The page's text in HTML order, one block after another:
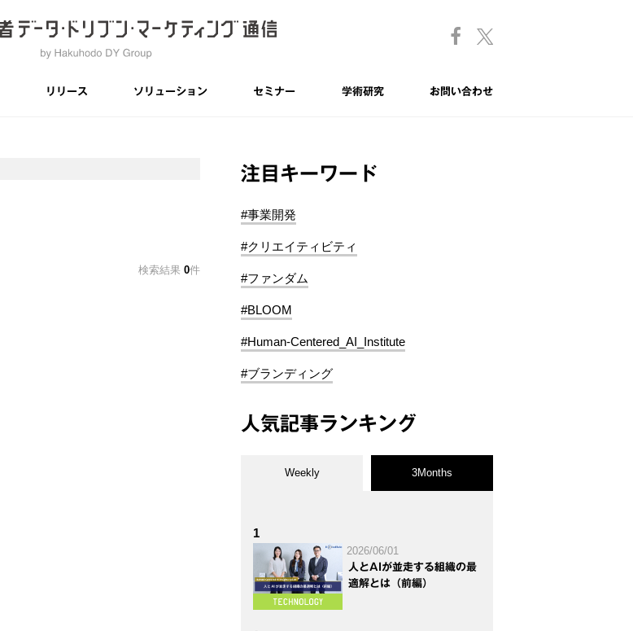
リリース ソリューション セミナー 学術研究 お問い合わせ
検索結果 0件
注目キーワード
#事業開発
#クリエイティビティ
#ファンダム
#BLOOM
#Human-Centered_AI_Institute
#ブランディング
人気記事ランキング
Weekly 3Months
1
2026/06/01
人とAIが並走する組織の最
適解とは（前編）